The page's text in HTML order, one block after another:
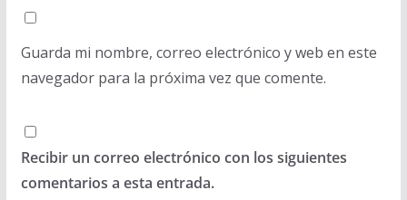
Guarda mi nombre, correo electrónico y web en este
navegador para la próxima vez que comente.
Recibir un correo electrónico con los siguientes
comentarios a esta entrada.